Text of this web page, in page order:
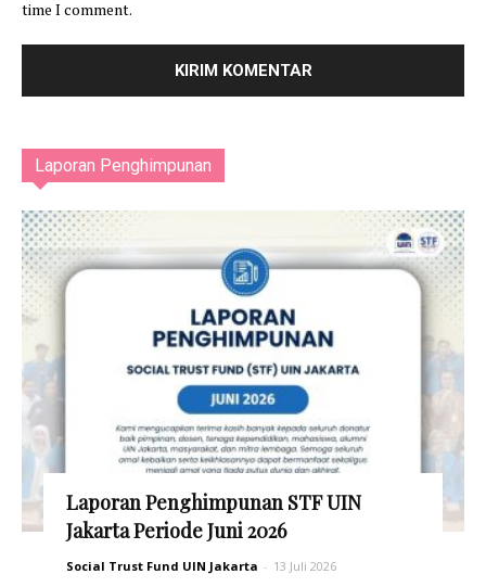
time I comment.
Laporan Penghimpunan
Laporan Penghimpunan STF UIN
Jakarta Periode Juni 2026
Social Trust Fund UIN Jakarta - 13 Juli 2026